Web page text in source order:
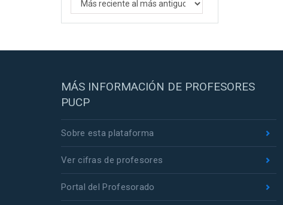
MÁS INFORMACIÓN DE PROFESORES
PUCP
Sobre esta plataforma
Ver cifras de profesores
Portal del Profesorado